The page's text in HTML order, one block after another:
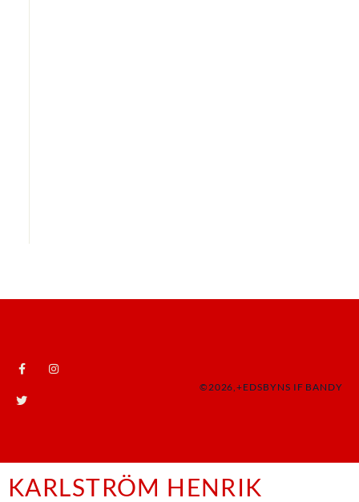
©2026,+EDSBYNS IF BANDY
KARLSTRÖM HENRIK